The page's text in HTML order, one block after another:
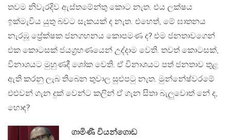
තවම නිවැරදිව ඇස්තමේන්තු කොට නැත. එය ලක්ෂය
ඉක්මැවිය යුතු බවට සැකයක් ද නැත. එහෙත්, මේ ඝාතනය
නැරඹූ ප්‍රේක්ෂක ජනගහනය කොපමණ ද? එම ජනතාවගෙන්
එක කොටසක් ජයග්‍රහණයෙන් උද්දාම වෙති. තවත් කොටසක්,
විනාශයට මුහුණදී ශෝක වෙති. ඒ විනාශයට පත් ජනතාව තුළ
ඇති කරනු ලැබ තිබෙන තුවාල සුළුපටු නැත. මුන්නේෂ්වරමේ
එළුවන් ගැන දුක් වෙන්ට කලින් ඒ ගැන සිතා බැලුවොත් නේ ද,
හොඳ?
ගාමිණී වියන්ගොඩ